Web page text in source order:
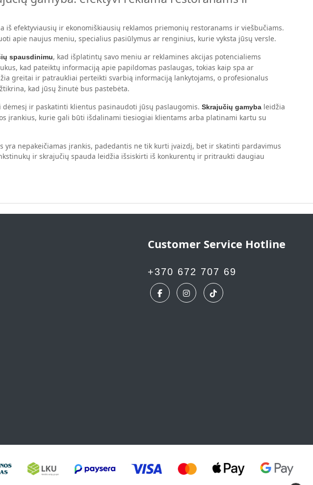
iš efektyviausių ir ekonomiškiausių reklamos priemonių restoranams ir viešbučiams.
apie naujus meniu, specialius pasiūlymus ar renginius, kurie vyksta jūsų versle.
spausdinimu, kad išplatintų savo meniu ar reklamines akcijas potencialiems
kad pateiktų informaciją apie papildomas paslaugas, tokias kaip spa ar
greitai ir patraukliai perteikti svarbią informaciją lankytojams, o profesionalus
kad jūsų žinutė bus pastebėta.
ir paskatinti klientus pasinaudoti jūsų paslaugomis. Skrajučių gamyba leidžia
įrankius, kurie gali būti išdalinami tiesiogiai klientams arba platinami kartu su
nepakeičiamas įrankis, padedantis ne tik kurti įvaizdį, bet ir skatinti pardavimus
ir skrajučių spauda leidžia išsiskirti iš konkurentų ir pritraukti daugiau
Customer Service Hotline
+370 672 707 69